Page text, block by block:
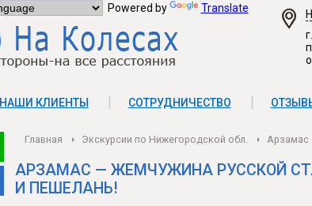
НАШИ КЛИЕНТЫ СОТРУДНИЧЕСТВО
Powered by Translate
Главная Экскурсии по Нижегородской обл. Арзамас
АРЗАМАС — ЖЕМЧУЖИНА РУССКОЙ
И ПЕШЕЛАНЬ!